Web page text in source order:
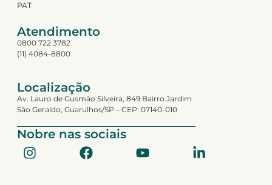
PAT
Atendimento
0800 722 3782
(11) 4084-8800
Localização
Av. Lauro de Gusmão Silveira, 849 Bairro Jardim
São Geraldo, Guarulhos/SP – CEP: 07140-010
Nobre nas sociais